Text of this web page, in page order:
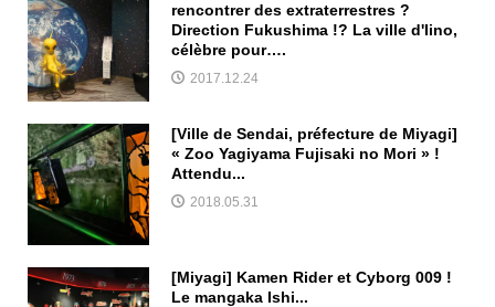
rencontrer des extraterrestres ?
Direction Fukushima !? La ville d'Iino,
célèbre pour….
2017.12.24
[Ville de Sendai, préfecture de Miyagi]
« Zoo Yagiyama Fujisaki no Mori » !
Attendu...
2018.05.31
[Miyagi] Kamen Rider et Cyborg 009 !
Le mangaka Ishi...